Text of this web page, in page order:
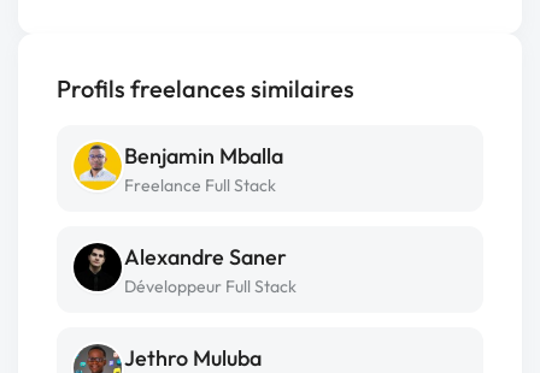
Profils freelances similaires
Benjamin Mballa
Freelance Full Stack
Alexandre Saner
Développeur Full Stack
Jethro Muluba